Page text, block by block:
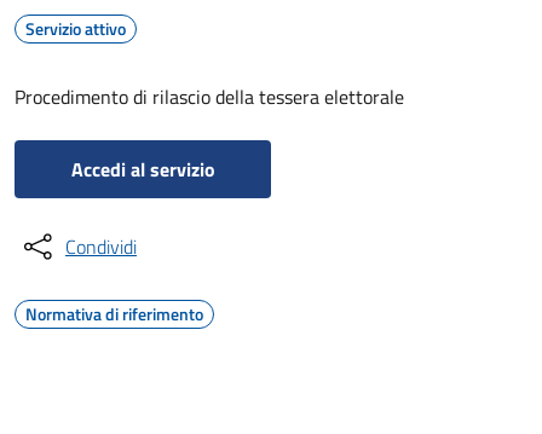
Servizio attivo
Procedimento di rilascio della tessera elettorale
Accedi al servizio
Condividi
Normativa di riferimento